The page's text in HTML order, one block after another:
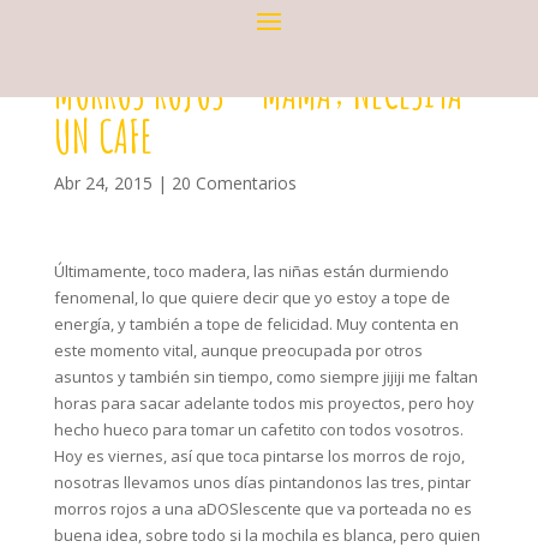
MORROS ROJOS – MAMA; NECESITA
UN CAFE
Abr 24, 2015 | 20 Comentarios
Últimamente, toco madera, las niñas están durmiendo
fenomenal, lo que quiere decir que yo estoy a tope de
energía, y también a tope de felicidad. Muy contenta en
este momento vital, aunque preocupada por otros
asuntos y también sin tiempo, como siempre jijiji me faltan
horas para sacar adelante todos mis proyectos, pero hoy
hecho hueco para tomar un cafetito con todos vosotros.
Hoy es viernes, así que toca pintarse los morros de rojo,
nosotras llevamos unos días pintandonos las tres, pintar
morros rojos a una aDOSlescente que va porteada no es
buena idea, sobre todo si la mochila es blanca, pero quien